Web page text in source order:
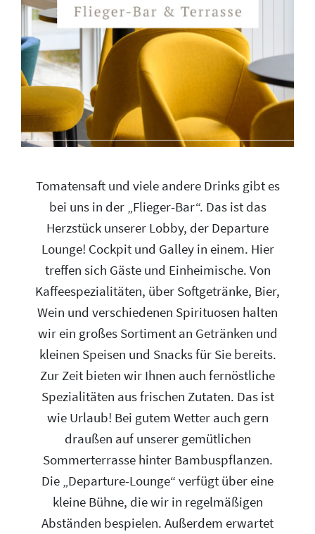
Tomatensaft und viele andere Drinks gibt es
bei uns in der „Flieger-Bar“. Das ist das
Herzstück unserer Lobby, der Departure
Lounge! Cockpit und Galley in einem. Hier
treffen sich Gäste und Einheimische. Von
Kaffeespezialitäten, über Softgetränke, Bier,
Wein und verschiedenen Spirituosen halten
wir ein großes Sortiment an Getränken und
kleinen Speisen und Snacks für Sie bereits.
Zur Zeit bieten wir Ihnen auch fernöstliche
Spezialitäten aus frischen Zutaten. Das ist
wie Urlaub! Bei gutem Wetter auch gern
draußen auf unserer gemütlichen
Sommerterrasse hinter Bambuspflanzen.
Die „Departure-Lounge“ verfügt über eine
kleine Bühne, die wir in regelmäßigen
Abständen bespielen. Außerdem erwartet